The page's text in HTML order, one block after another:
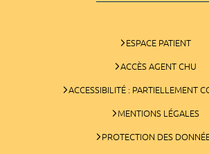
ESPACE PATIENT
ACCÈS AGENT CHU
ACCESSIBILITÉ : PARTIELLEMENT
MENTIONS LÉGALES
PROTECTION DES